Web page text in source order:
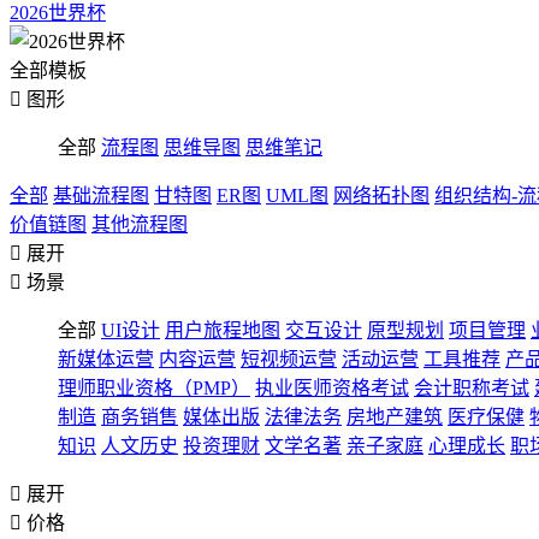
2026世界杯
全部模板
 图形
全部 流程图 思维导图 思维笔记
全部 基础流程图 甘特图 ER图 UML图 网络拓扑图 组织结构-
价值链图 其他流程图
 展开
 场景
全部 UI设计 用户旅程地图 交互设计 原型规划 项目管理
新媒体运营 内容运营 短视频运营 活动运营 工具推荐 产
理师职业资格（PMP）
执业医师资格考试 会计职称考试
制造 商务销售 媒体出版 法律法务 房地产建筑 医疗保健
知识 人文历史 投资理财 文学名著 亲子家庭 心理成长 职
 展开
 价格